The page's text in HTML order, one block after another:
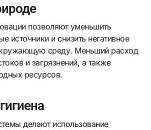
позволяют уменьшить
источники и снизить негативное
среду. Меньший расход
и загрязнений, а также
ресурсов.
делают использование